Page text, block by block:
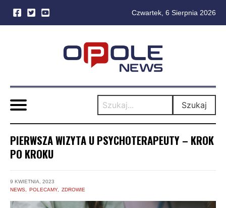
Czwartek, 6 Sierpnia 2026
Szukaj
PIERWSZA WIZYTA U PSYCHOTERAPEUTY – KROK
PO KROKU
9 KWIETNIA, 2023
NEWS
POLECAMY ZDROWIE